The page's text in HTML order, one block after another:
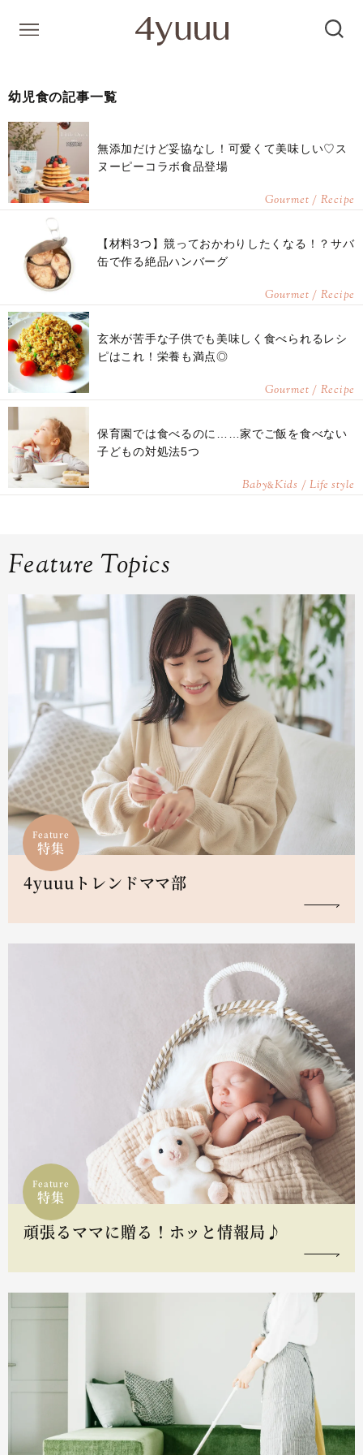
幼児食の記事一覧
無添加だけど妥協なし！可愛くて美味しい♡ス
ヌーピーコラボ食品登場
Gourmet / Recipe
【材料3つ】競っておかわりしたくなる！？サバ
缶で作る絶品ハンバーグ
Gourmet / Recipe
玄米が苦手な子供でも美味しく食べられるレシ
ピはこれ！栄養も満点◎
Gourmet / Recipe
保育園では食べるのに……家でご飯を食べない
子どもの対処法5つ
Baby&Kids / Life style
Feature Topics
Feature
特集
4yuuuトレンドママ部
Feature
特集
頑張るママに贈る！ホッと情報局♪